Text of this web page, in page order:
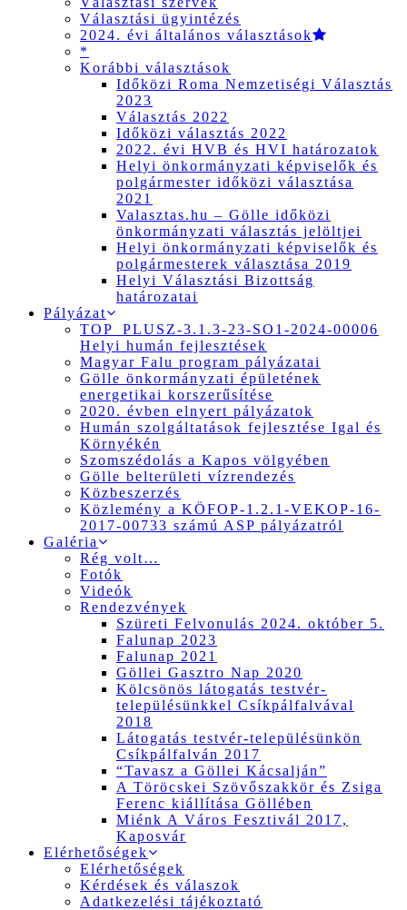
Választási ügyintézés
2024. évi általános választások
*
Korábbi választások
Időközi Roma Nemzetiségi Választás
2023
Választás 2022
Időközi választás 2022
2022. évi HVB és HVI határozatok
Helyi önkormányzati képviselők és
polgármester időközi választása
2021
Valasztas.hu – Gölle időközi
önkormányzati választás jelöltjei
Helyi önkormányzati képviselők és
polgármesterek választása 2019
Helyi Választási Bizottság
határozatai
Pályázat
TOP_PLUSZ-3.1.3-23-SO1-2024-00006
Helyi humán fejlesztések
Magyar Falu program pályázatai
Gölle önkormányzati épületének
energetikai korszerűsítése
2020. évben elnyert pályázatok
Humán szolgáltatások fejlesztése Igal és
Környékén
Szomszédolás a Kapos völgyében
Gölle belterületi vízrendezés
Közbeszerzés
Közlemény a KÖFOP-1.2.1-VEKOP-16-
2017-00733 számú ASP pályázatról
Galéria
Rég volt…
Fotók
Videók
Rendezvények
Szüreti Felvonulás 2024. október 5.
Falunap 2023
Falunap 2021
Göllei Gasztro Nap 2020
Kölcsönös látogatás testvér-
településünkkel Csíkpálfalvával
2018
Látogatás testvér-településünkön
Csíkpálfalván 2017
“Tavasz a Göllei Kácsalján”
A Töröcskei Szövőszakkör és Zsiga
Ferenc kiállítása Göllében
Miénk A Város Fesztivál 2017,
Kaposvár
Elérhetőségek
Elérhetőségek
Kérdések és válaszok
Adatkezelési tájékoztató